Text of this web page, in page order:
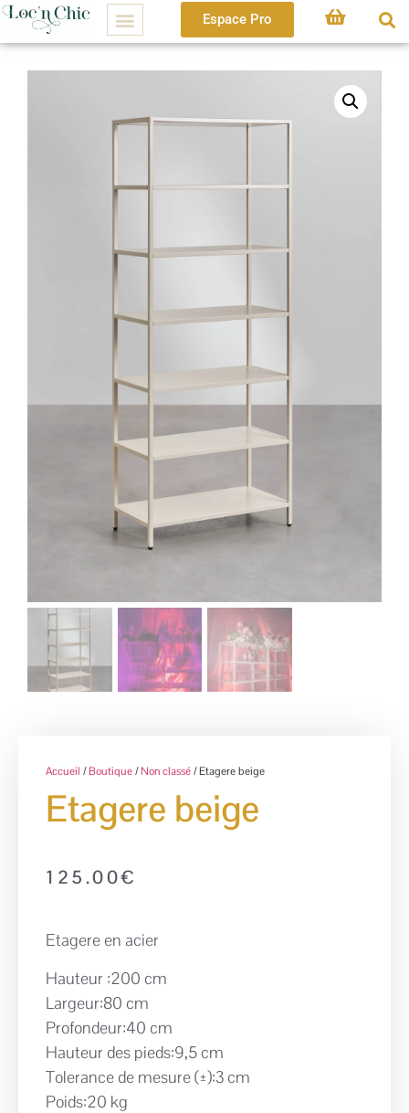
Espace Pro
Accueil /Boutique/Non classé/ Etagere beige
Etagere beige
125.00€
Etagere en acier
Hauteur :200 cm
Largeur:80 cm
Profondeur:40 cm
Hauteur des pieds:9,5 cm
Tolerance de mesure (±):3 cm
Poids:20 kg